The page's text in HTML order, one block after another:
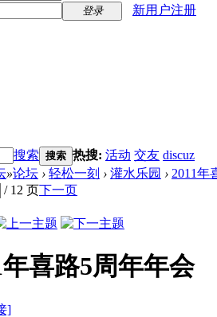
登录
新用户注册
搜索 搜索 热搜: 活动 交友 discuz
»论坛 › 轻松一刻 › 灌水乐园 › 2011年
/ 12 页下一页
年喜路5周年年会
]